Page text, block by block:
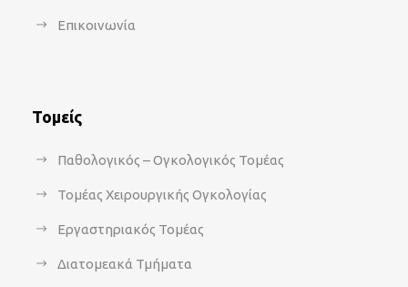
Επικοινωνία
Τομείς
Παθολογικός – Ογκολογικός Τομέας
Τομέας Χειρουργικής Ογκολογίας
Εργαστηριακός Τομέας
Διατομεακά Τμήματα